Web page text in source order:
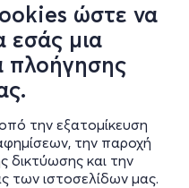
ώστε να
εσάς μια
πλοήγησης
την εξατομίκευση
την παροχή
δικτύωσης και την
των ιστοσελίδων μας.